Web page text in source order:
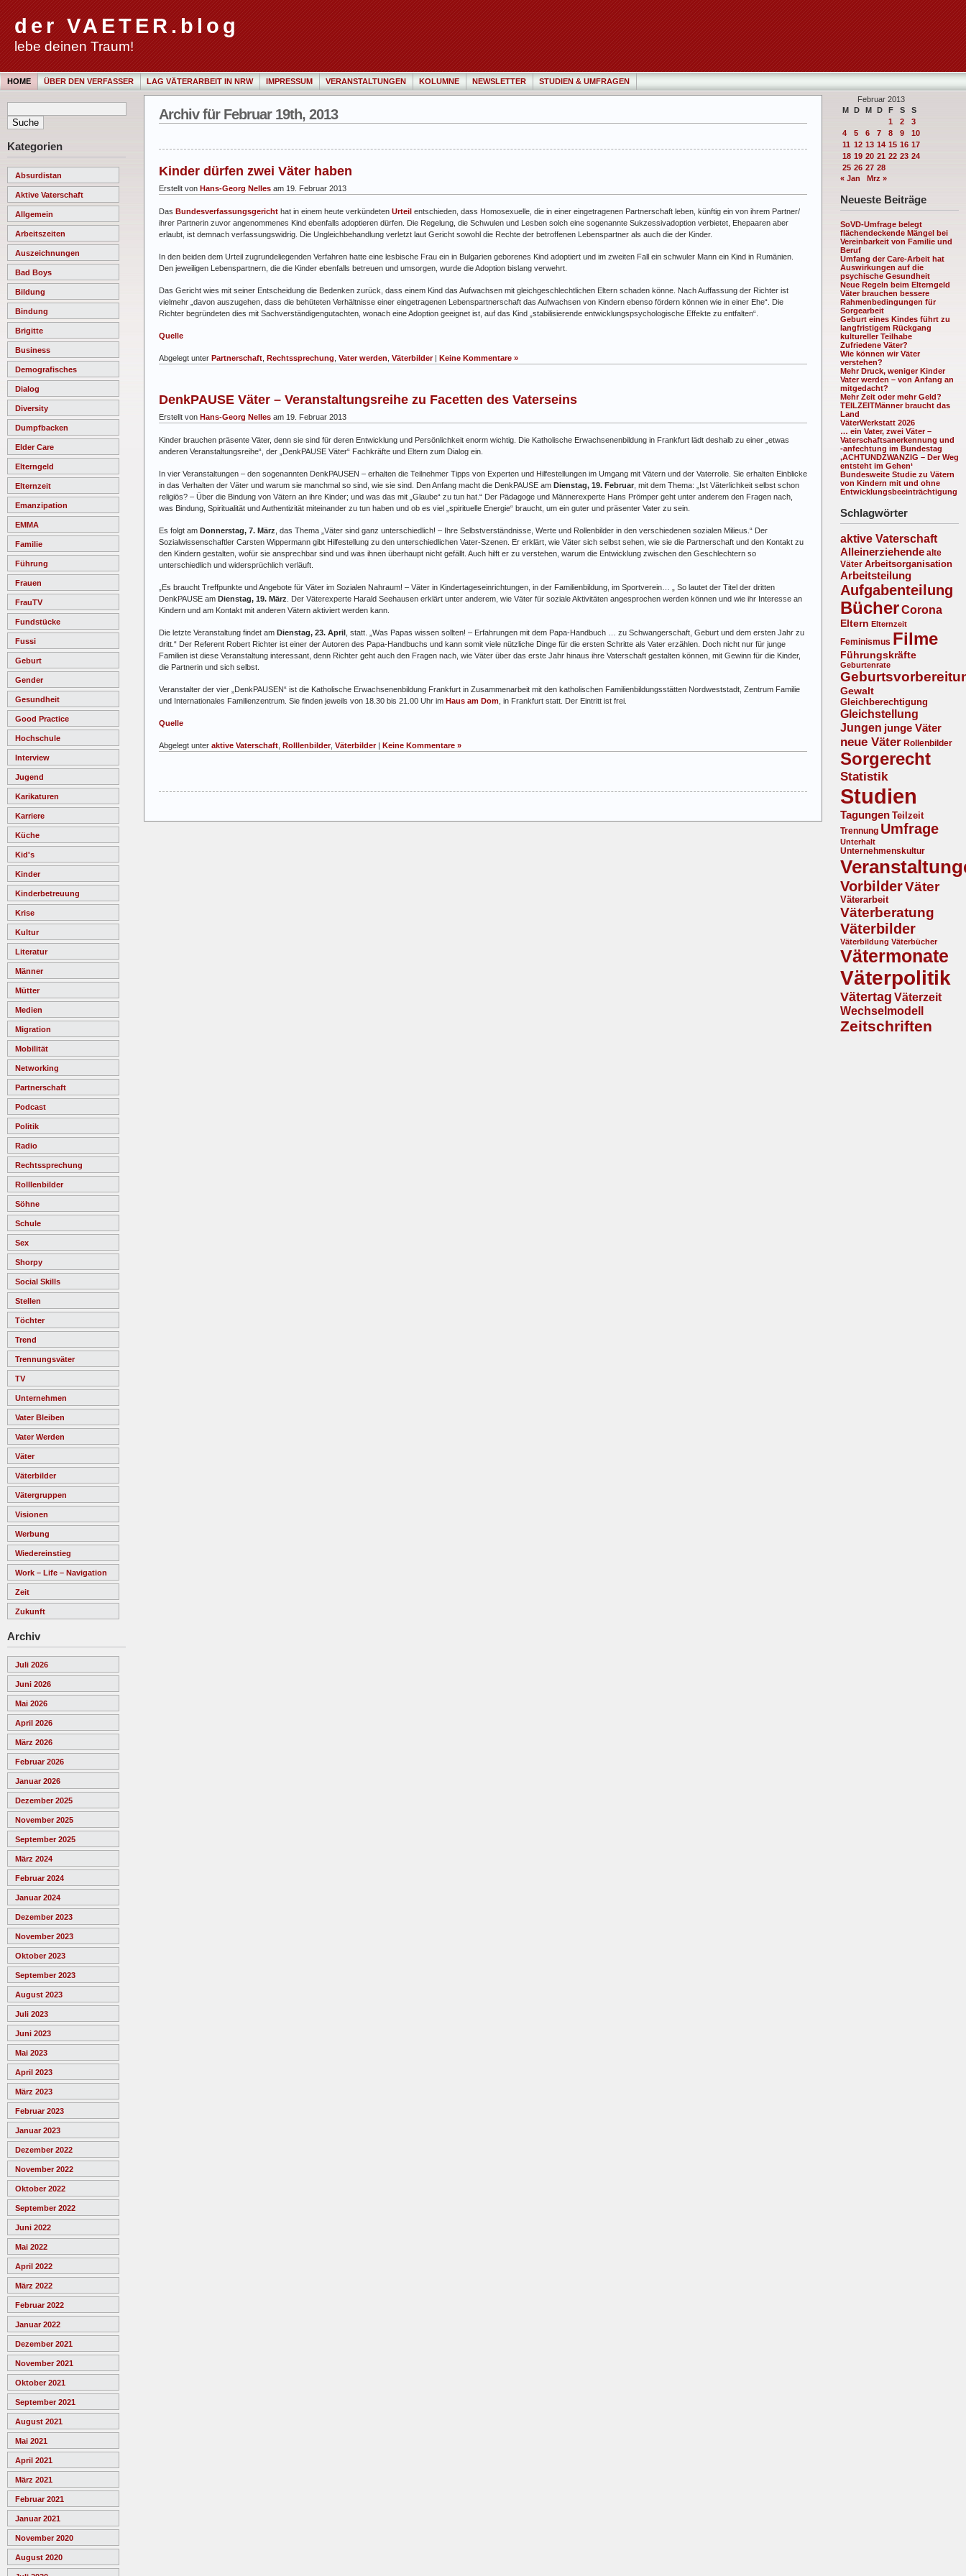
der VAETER.blog
lebe deinen Traum!
HOME ÜBER DEN VERFASSER LAG VÄTERARBEIT IN NRW IMPRESSUM VERANSTALTUNGEN KOLUMNE NEWSLETTER STUDIEN & UMFRAGEN
Kategorien
Absurdistan
Aktive Vaterschaft
Allgemein
Arbeitszeiten
Auszeichnungen
Bad Boys
Bildung
Bindung
Brigitte
Business
Demografisches
Dialog
Diversity
Dumpfbacken
Elder Care
Elterngeld
Elternzeit
Emanzipation
EMMA
Familie
Führung
Frauen
FrauTV
Fundstücke
Fussi
Geburt
Gender
Gesundheit
Good Practice
Hochschule
Interview
Jugend
Karikaturen
Karriere
Küche
Kid's
Kinder
Kinderbetreuung
Krise
Kultur
Literatur
Männer
Mütter
Medien
Migration
Mobilität
Networking
Partnerschaft
Podcast
Politik
Radio
Rechtssprechung
Rolllenbilder
Söhne
Schule
Sex
Shorpy
Social Skills
Stellen
Töchter
Trend
Trennungsväter
TV
Unternehmen
Vater Bleiben
Vater Werden
Väter
Väterbilder
Vätergruppen
Visionen
Werbung
Wiedereinstieg
Work – Life – Navigation
Zeit
Zukunft
Archiv
Juli 2026
Juni 2026
Mai 2026
April 2026
März 2026
Februar 2026
Januar 2026
Dezember 2025
November 2025
September 2025
März 2024
Februar 2024
Januar 2024
Dezember 2023
November 2023
Oktober 2023
September 2023
August 2023
Juli 2023
Juni 2023
Mai 2023
April 2023
März 2023
Februar 2023
Januar 2023
Dezember 2022
November 2022
Oktober 2022
September 2022
Juni 2022
Mai 2022
April 2022
März 2022
Februar 2022
Januar 2022
Dezember 2021
November 2021
Oktober 2021
September 2021
August 2021
Mai 2021
April 2021
März 2021
Februar 2021
Januar 2021
November 2020
August 2020
Februar 2013
M D M D F S
S
1
2
3
4
5 6 7 8 9
10
11 12 13 14 15 16 17
18 19 20 21 22 23 24
25 26 27 28
« Jan
Mrz »
Neueste Beiträge
SoVD-Umfrage belegt
flächendeckende Mängel bei
Vereinbarkeit von Familie und
Beruf
Umfang der Care-Arbeit hat
Auswirkungen auf die
psychische Gesundheit
Neue Regeln beim Elterngeld
Väter brauchen bessere
Rahmenbedingungen für
Sorgearbeit
Geburt eines Kindes führt zu
langfristigem Rückgang
kultureller Teilhabe
Zufriedene Väter?
Wie können wir Väter
verstehen?
Mehr Druck, weniger Kinder
Vater werden – von Anfang an
mitgedacht?
Mehr Zeit oder mehr Geld?
TEILZEITMänner braucht das
Land
VäterWerkstatt 2026
… ein Vater, zwei Väter –
Vaterschaftsanerkennung und
-anfechtung im Bundestag
‚ACHTUNDZWANZIG – Der Weg
entsteht im Gehen‘
Bundesweite Studie zu Vätern
von Kindern mit und ohne
Entwicklungsbeeinträchtigung
Schlagwörter
aktive Vaterschaft
Alleinerziehende alte
Väter Arbeitsorganisation
Arbeitsteilung
Aufgabenteilung
BücherCorona
Eltern Elternzeit
Feminismus Filme
Führungskräfte
Geburtenrate
Gewalt
Gleichberechtigung
Gleichstellung
Jungen junge Väter
neue Väter Rollenbilder
Sorgerecht
Statistik
Studien
Tagungen Teilzeit
Trennung Umfrage
Unterhalt
Unternehmenskultur
VorbilderVäter
Väterarbeit
Väterberatung
Väterbilder
Väterbildung Väterbücher
Vätermonate
Väterpolitik
Vätertag Väterzeit
Wechselmodell
Zeitschriften
Archiv für Februar 19th, 2013
Kinder dürfen zwei Väter haben
Erstellt von Hans-Georg Nelles am 19. Februar 2013
Das Bundesverfassungsgericht hat in einem heute verkündeten Urteil entschieden, dass Homosexuelle, die in einer eingetragenen Partnerschaft leben, künftig ein von ihrem Partner/
ihrer Partnerin zuvor angenommenes Kind ebenfalls adoptieren dürfen. Die Regelung, die Schwulen und Lesben solch eine sogenannte Sukzessivadoption verbietet, Ehepaaren aber
erlaubt, ist demnach verfassungswidrig. Die Ungleichbehandlung verletzt laut Gericht sowohl die Rechte der betroffenen Lebenspartner als auch die der Kinder.
In den beiden dem Urteil zugrundeliegenden Verfahren hatte eine lesbische Frau ein in Bulgarien geborenes Kind adoptiert und im zweiten Fall ein schwuler Mann ein Kind in Rumänien.
Den jeweiligen Lebenspartnern, die die Kinder ebenfalls betreuen und umsorgen, wurde die Adoption bislang verwehrt.
Das Gericht wies mit seiner Entscheidung die Bedenken zurück, dass einem Kind das Aufwachsen mit gleichgeschlechtlichen Eltern schaden könne. Nach Auffassung der Richter ist
vielmehr „davon auszugehen, dass die behüteten Verhältnisse einer eingetragenen Lebenspartnerschaft das Aufwachsen von Kindern ebenso fördern können wie in einer Ehe“. Die
Richter begründeten dies mit Sachverständigengutachten, wonach eine Adoption geeignet ist, auf das Kind „stabilisierende entwicklungspsychologische Effekte zu entfalten“.
Quelle
Abgelegt unter Partnerschaft Rechtssprechung Vater werden Väterbilder| Keine Kommentare »
DenkPAUSE Väter – Veranstaltungsreihe zu Facetten des Vaterseins
Erstellt von Hans-Georg Nelles am 19. Februar 2013
Kinder brauchen präsente Väter, denn sie sind für deren Entwicklung und Persönlichkeit enorm wichtig. Die Katholische Erwachsenenbildung in Frankfurt lädt deshalb zu einer „etwas
anderen Veranstaltungsreihe“, der „DenkPAUSE Väter“ Fachkräfte und Eltern zum Dialog ein.
In vier Veranstaltungen – den sogenannten DenkPAUSEN – erhalten die Teilnehmer Tipps von Experten und Hilfestellungen im Umgang mit Vätern und der Vaterrolle. Sie erhalten Einblicke
in das Verhalten der Väter und warum sie manchmal so sind, wie sie sind. Den Anfang macht die DenkPAUSE am Dienstag, 19. Februar , mit dem Thema: „Ist Väterlichkeit selbst schon
religiös? – Über die Bindung von Vätern an ihre Kinder; und was das mit „Glaube“ zu tun hat.“ Der Pädagoge und Männerexperte Hans Prömper geht unter anderem den Fragen nach,
was Bindung, Spiritualität und Authentizität miteinander zu tun haben und ob es viel „spirituelle Energie“ braucht, um ein guter und präsenter Vater zu sein.
Es folgt am Donnerstag, 7. März , das Thema „Väter sind ganz unterschiedlich! – Ihre Selbstverständnisse, Werte und Rollenbilder in den verschiedenen sozialen Milieus.“ Der
Sozialwissenschaftler Carsten Wippermann gibt Hilfestellung zu den unterschiedlichen Vater-Szenen. Er erklärt, wie Väter sich selbst sehen, wie sie die Partnerschaft und den Kontakt zu
den Kindern gestalten, wofür sie ansprechbar sind und was ihnen überhaupt nicht gefällt. Auch hilft er zu verstehen, warum die Entwicklung zwischen den Geschlechtern so
unterschiedlich und widersprüchlich verläuft.
„Es braucht Treffpunkte und Angebote für Väter im Sozialen Nahraum! – Väter in Kindertageseinrichtungen, in der Familienbildung, im Sportverein… „ So lautet der Titel der dritten
DenkPAUSE am Dienstag, 19. März . Der Väterexperte Harald Seehausen erklärt unter anderem, wie Väter für soziale Aktivitäten angesprochen werden können und wie ihr Interesse an
Kindern und am Kontakt mit anderen Vätern aktiviert werden kann.
Die letzte Veranstaltung findet am Dienstag, 23. April , statt. „Was Papas wissen sollten! – Erfahrungen mit dem Papa-Handbuch … zu Schwangerschaft, Geburt und dem ersten Jahr zu
dritt.“ Der Referent Robert Richter ist einer der Autoren des Papa-Handbuchs und kann somit viele nützliche Dinge für die ersten Schritte als Vater erzählen. Doch nicht nur für junge
Familien ist diese Veranstaltung interessant, denn Richter geht auch den Fragen nach, wie Väter über das erste Jahr hinaus ihre Vaterschaft gestalten können, mit Gewinn für die Kinder,
die Partnerin und sich selbst.
Veranstalter der vier „DenkPAUSEN“ ist die Katholische Erwachsenenbildung Frankfurt in Zusammenarbeit mit den katholischen Familienbildungsstätten Nordweststadt, Zentrum Familie
und Internationales Familienzentrum. Sie finden jeweils von 18.30 bis 21.00 Uhr im Haus am Dom , in Frankfurt statt. Der Eintritt ist frei.
Quelle
Abgelegt unter aktive Vaterschaft Rolllenbilder, Väterbilder| Keine Kommentare »